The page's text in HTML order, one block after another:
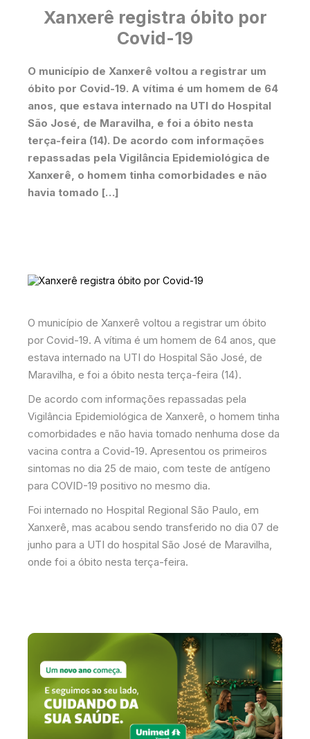
Xanxerê registra óbito por
Covid-19
O município de Xanxerê voltou a registrar um
óbito por Covid-19. A vítima é um homem de 64
anos, que estava internado na UTI do Hospital
São José, de Maravilha, e foi a óbito nesta
terça-feira (14). De acordo com informações
repassadas pela Vigilância Epidemiológica de
Xanxerê, o homem tinha comorbidades e não
havia tomado […]
O município de Xanxerê voltou a registrar um óbito
por Covid-19. A vítima é um homem de 64 anos, que
estava internado na UTI do Hospital São José, de
Maravilha, e foi a óbito nesta terça-feira (14).
De acordo com informações repassadas pela
Vigilância Epidemiológica de Xanxerê, o homem tinha
comorbidades e não havia tomado nenhuma dose da
vacina contra a Covid-19. Apresentou os primeiros
sintomas no dia 25 de maio, com teste de antígeno
para COVID-19 positivo no mesmo dia.
Foi internado no Hospital Regional São Paulo, em
Xanxerê, mas acabou sendo transferido no dia 07 de
junho para a UTI do hospital São José de Maravilha,
onde foi a óbito nesta terça-feira.